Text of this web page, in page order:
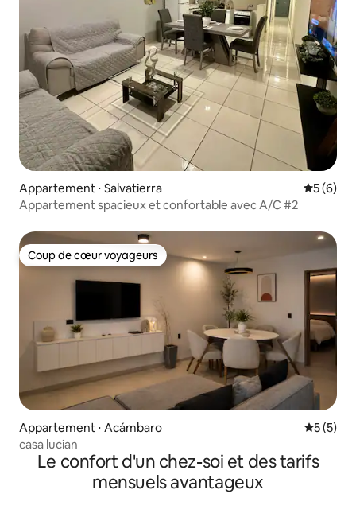
Appartement ⋅ Salvatierra
5 (6)
Appartement spacieux et confortable avec A/C #2
Coup de cœur voyageurs
Coup de cœur voyageurs
Appartement ⋅ Acámbaro
5 (5)
casa lucian
Le confort d'un chez-soi et des tarifs
mensuels avantageux